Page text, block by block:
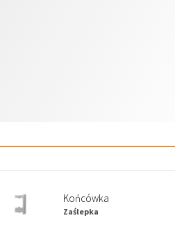
Końcówka
Zaślepka